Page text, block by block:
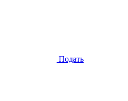
Подать